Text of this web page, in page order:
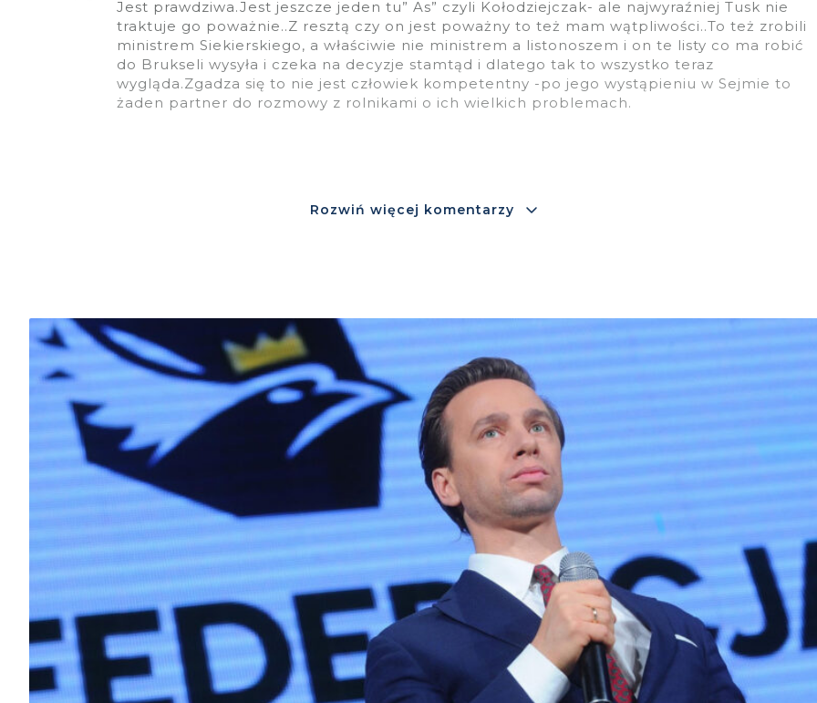
Jest prawdziwa.Jest jeszcze jeden tu” As” czyli Kołodziejczak- ale najwyraźniej Tusk nie
traktuje go poważnie..Z resztą czy on jest poważny to też mam wątpliwości..To też zrobili
ministrem Siekierskiego, a właściwie nie ministrem a listonoszem i on te listy co ma robić
do Brukseli wysyła i czeka na decyzje stamtąd i dlatego tak to wszystko teraz
wygląda.Zgadza się to nie jest człowiek kompetentny -po jego wystąpieniu w Sejmie to
żaden partner do rozmowy z rolnikami o ich wielkich problemach.
Rozwiń więcej komentarzy